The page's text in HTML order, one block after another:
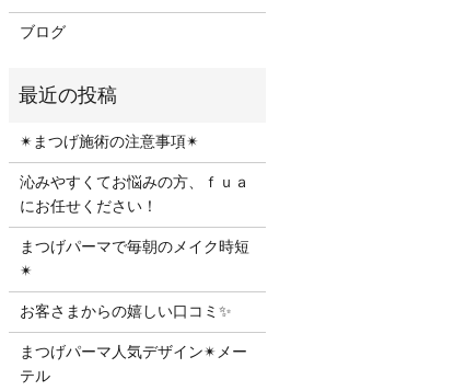
ブログ
✴︎まつげ施術の注意事項✴︎
沁みやすくてお悩みの方、ｆｕａ
にお任せください！
まつげパーマで毎朝のメイク時短
✴︎
お客さまからの嬉しい口コミ✨
まつげパーマ人気デザイン✴︎メー
テル